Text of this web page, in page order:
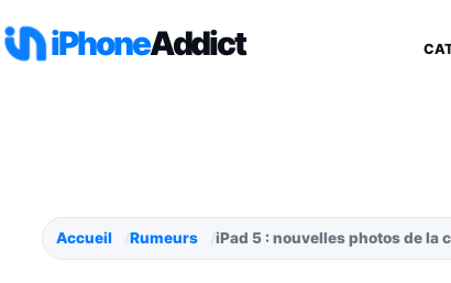
iPhoneAddict
Accueil Rumeurs iPad 5 : nouvelles photos de la